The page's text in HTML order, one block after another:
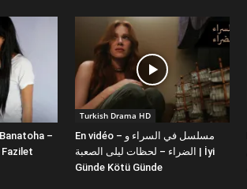
–
Turkish Drama HD
En vidéo – مسلسل في السراء و
الضراء – لحظات ليلى الصعبة | İyi
Günde Kötü Günde